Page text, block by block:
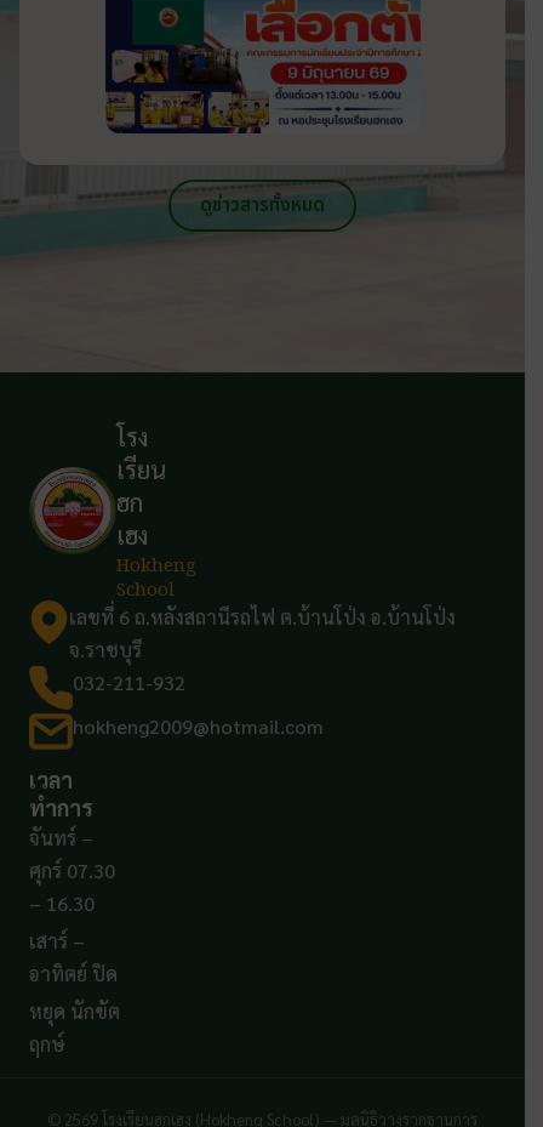
ดูข่าวสารทั้งหมด
โรง
เรียน
ฮก
เฮง
Hokheng
School
เลขที่ 6 ถ.หลังสถานีรถไฟ ต.บ้านโป่ง อ.บ้านโป่ง
จ.ราชบุรี
032-211-932
hokheng2009@hotmail.com
เวลา
ทำการ
จันทร์ –
ศุกร์ 07.30
– 16.30
เสาร์ –
อาทิตย์ ปิด
หยุด นักขัต
ฤกษ์
© 2569 โรงเรียนฮกเฮง (Hokheng School) — มูลนิธิวางรากฐานการ